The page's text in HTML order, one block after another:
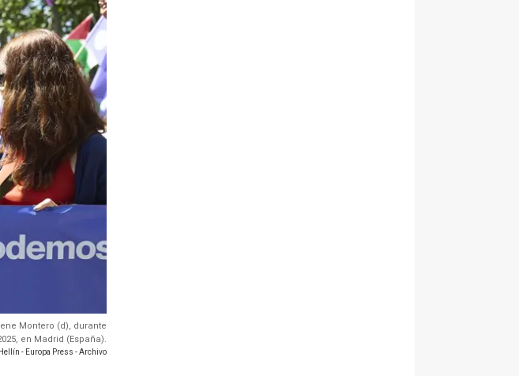
Montero (d), durante
en Madrid (España).
- Europa Press - Archivo